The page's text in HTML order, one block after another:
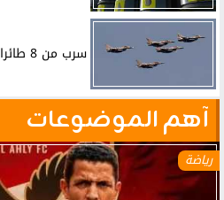
سرب من 8 طائرات ..إسرائيلي يخترق أجواء...
آهم الموضوعات
رياضة